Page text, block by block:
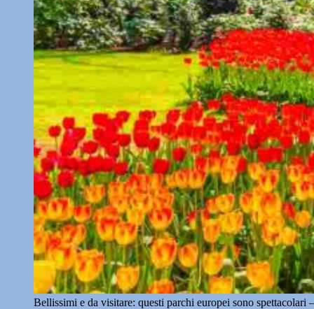
Bellissimi e da visitare: questi parchi europei sono spettacolari